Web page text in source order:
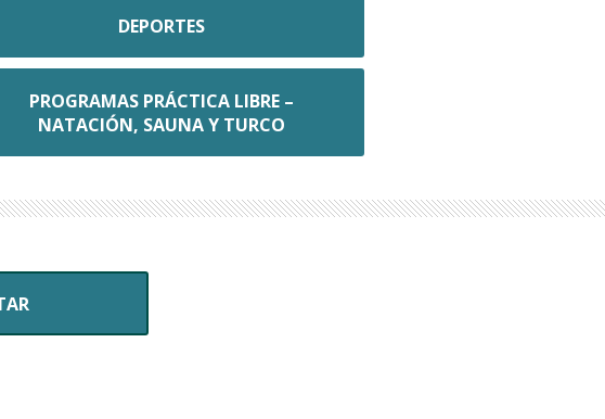
DEPORTES
PROGRAMAS PRÁCTICA LIBRE –
NATACIÓN, SAUNA Y TURCO